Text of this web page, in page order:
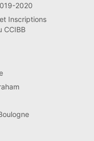
2020
Inscriptions
CCIBB